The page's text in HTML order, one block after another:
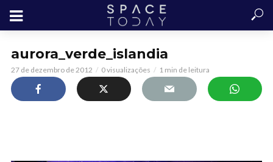
aurora_verde_islandia
27 de dezembro de 2012 0 visualizações 1 min de leitura